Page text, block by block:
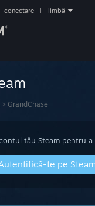
conectare limbă
> GrandChase
tău Steam pentru
te pe Steam